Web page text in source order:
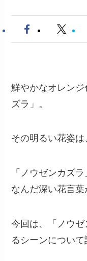
鮮やかなオレン
ズラ」。
その明るい花姿は
「ノウゼンカズ
なんだ深い花言葉
今回は、「ノウ
るシーンについて